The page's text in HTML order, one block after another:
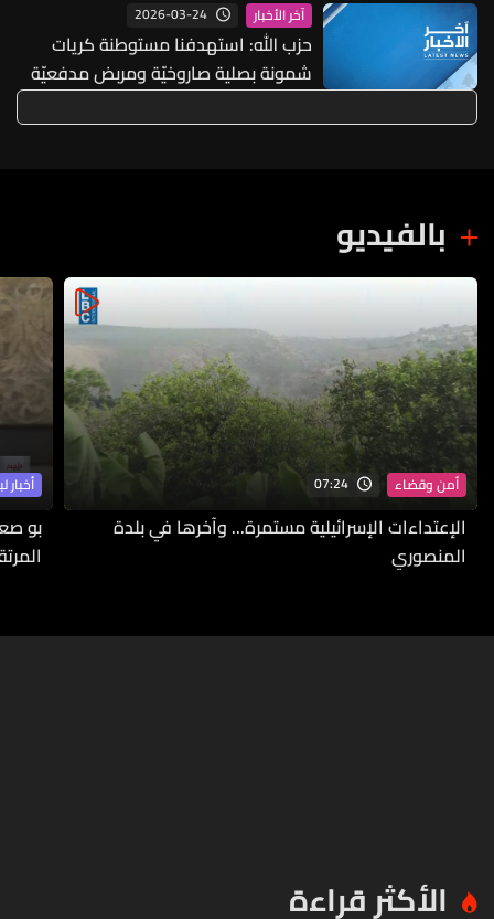
آخر الأخبار 2026-03-24
حزب الله: استهدفنا مستوطنة كريات
شمونة بصلية صاروخيّة ومربض مدفعيّة
في مستوطنة هغوشريم بصلية صاروخيّة
بالفيديو
أمن وقضاء 07:24
الإعتداءات الإسرائيلية مستمرة... وآخرها في بلدة
المنصوري
أخبار
بو
الأكثر قراءة